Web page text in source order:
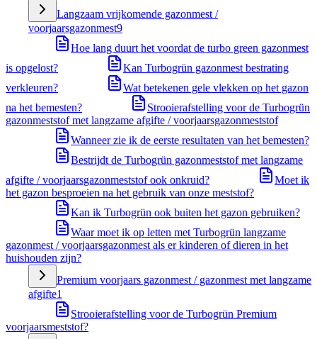
Langzaam vrijkomende gazonmest /
voorjaarsgazonmest9
Hoe lang duurt het voordat de turbo green gazonmest
is opgelost?
Kan Turbogrün gazonmest bestrating
verkleuren?
Wat betekenen gele vlekken op het gazon
na het bemesten?
Strooierafstelling voor de Turbogrün
gazonmeststof met langzame afgifte / voorjaarsgazonmeststof
Wanneer zie ik de eerste resultaten van het bemesten?
Bestrijdt de Turbogrün gazonmeststof met langzame
afgifte / voorjaarsgazonmeststof ook onkruid?
Moet ik
het gazon besproeien na het gebruik van onze meststof?
Kan ik Turbogrün ook buiten het gazon gebruiken?
Waar moet ik op letten met Turbogrün langzame
gazonmest / voorjaarsgazonmest als er kinderen of dieren in het
huishouden zijn?
Premium voorjaars gazonmest / gazonmest met langzame
afgifte1
Strooierafstelling voor de Turbogrün Premium
voorjaarsmeststof?